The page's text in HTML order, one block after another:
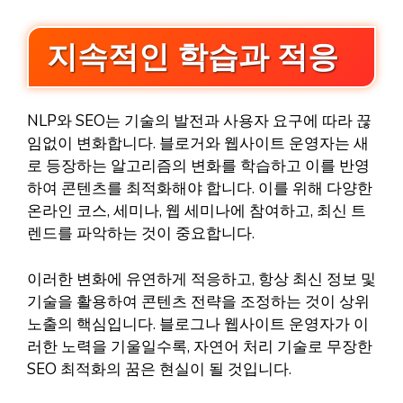
지속적인 학습과 적응
NLP와 SEO는 기술의 발전과 사용자 요구에 따라 끊
임없이 변화합니다. 블로거와 웹사이트 운영자는 새
로 등장하는 알고리즘의 변화를 학습하고 이를 반영
하여 콘텐츠를 최적화해야 합니다. 이를 위해 다양한
온라인 코스, 세미나, 웹 세미나에 참여하고, 최신 트
렌드를 파악하는 것이 중요합니다.
이러한 변화에 유연하게 적응하고, 항상 최신 정보 및
기술을 활용하여 콘텐츠 전략을 조정하는 것이 상위
노출의 핵심입니다. 블로그나 웹사이트 운영자가 이
러한 노력을 기울일수록, 자연어 처리 기술로 무장한
SEO 최적화의 꿈은 현실이 될 것입니다.